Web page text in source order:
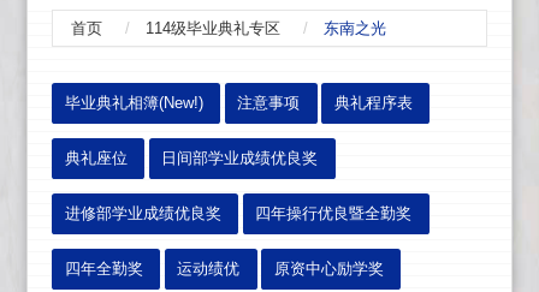
首页 114级毕业典礼专区 东南之光
毕业典礼相簿(New!) 注意事项 典礼程序表
典礼座位 日间部学业成绩优良奖
进修部学业成绩优良奖 四年操行优良暨全勤奖
四年全勤奖 运动绩优 原资中心励学奖